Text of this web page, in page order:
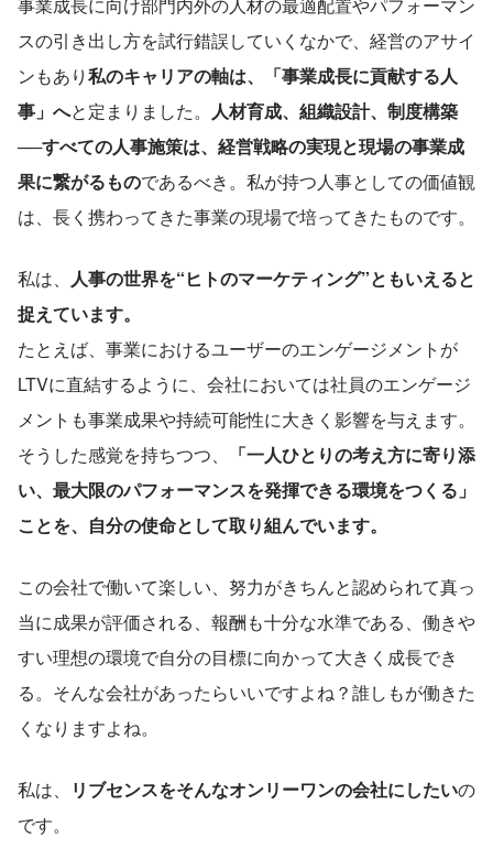
スの引き出し方を試行錯誤していくなかで、経営のアサイ
ンもあり私のキャリアの軸は、「事業成長に貢献する人
事」へと定まりました。 人材育成、組織設計、制度構築
──すべての人事施策は、経営戦略の実現と現場の事業成
果に繋がるものであるべき。私が持つ人事としての価値観
は、長く携わってきた事業の現場で培ってきたものです。
私は、 人事の世界を“ヒトのマーケティング”ともいえると
捉えています。
たとえば、事業におけるユーザーのエンゲージメントが
LTVに直結するように、会社においては社員のエンゲージ
メントも事業成果や持続可能性に大きく影響を与えます。
そうした感覚を持ちつつ、
「一人ひとりの考え方に寄り添
い、最大限のパフォーマンスを発揮できる環境をつくる」
ことを、自分の使命として取り組んでいます。
この会社で働いて楽しい、努力がきちんと認められて真っ
当に成果が評価される、報酬も十分な水準である、働きや
すい理想の環境で自分の目標に向かって大きく成長でき
る。そんな会社があったらいいですよね？誰しもが働きた
くなりますよね。
私は、 リブセンスをそんなオンリーワンの会社にしたいの
です。